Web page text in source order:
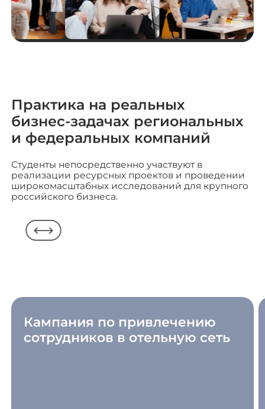
Практика на реальных
бизнес-задачах региональных
и федеральных компаний
Студенты непосредственно участвуют в
реализации ресурсных проектов и проведении
широкомасштабных исследований для крупного
российского бизнеса.
Кампания по привлечению
сотрудников в отельную сеть